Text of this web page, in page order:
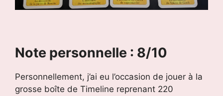
Note personnelle : 8/10
Personnellement, j’ai eu l’occasion de jouer à la
grosse boîte de Timeline reprenant 220